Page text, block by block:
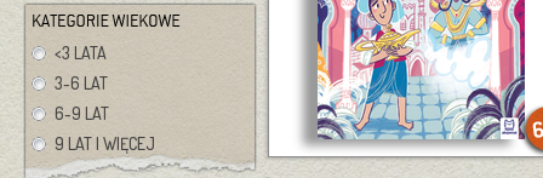
<3 LATA
3-6 LAT
6-9 LAT
9 LAT I WIĘCEJ